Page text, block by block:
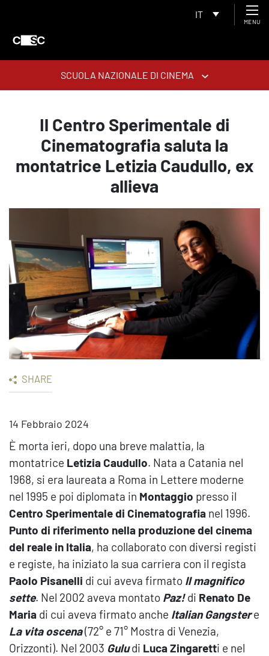
IT
MENU
SCUOLA NAZIONALE DI CINEMA
Il Centro Sperimentale di
Cinematografia saluta la
montatrice Letizia Caudullo, ex
allieva
SHARE
14 Febbraio 2024
È morta ieri, dopo una breve malattia, la
montatrice Letizia Caudullo. Nata a Catania nel
1968, si era laureata a Roma in Lettere moderne
nel 1995 e poi diplomata in Montaggio presso il
Centro Sperimentale di Cinematografia nel 1996.
Punto di riferimento nella produzione del cinema
del reale in Italia, ha collaborato con diversi registi
e registe, ha iniziato la sua carriera con il regista
Paolo Pisanelli di cui aveva firmato Il magnifico
sette. Nel 2002 aveva montato Paz! di Renato De
Maria di cui aveva firmato anche Italian Gangster e
La vita oscena(72° e 71° Mostra di Venezia,
Orizzonti). Nel 2003 Gulu di Luca Zingaretti e nel